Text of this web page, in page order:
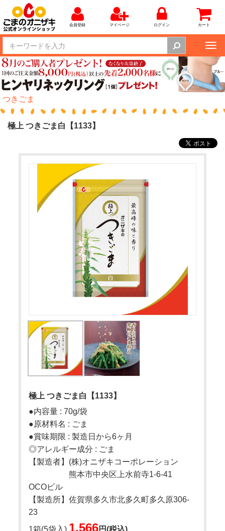
会員登録 マイページ ログイン カート
つきごま
極上 つきごま白【1133】
極上 つきごま白【1133】
●内容量 : 70g/袋
●原材料名 : ごま
●賞味期限 : 製造日から6ヶ月
◎アレルギー成分 : ごま
【製造者】(株)オニザキコーポレーション
熊本市中央区上水前寺1-6-41
OCOビル
【製造所】佐賀県多久市北多久町多久原306-
23
1箱(5袋入) 1,566円(税込)